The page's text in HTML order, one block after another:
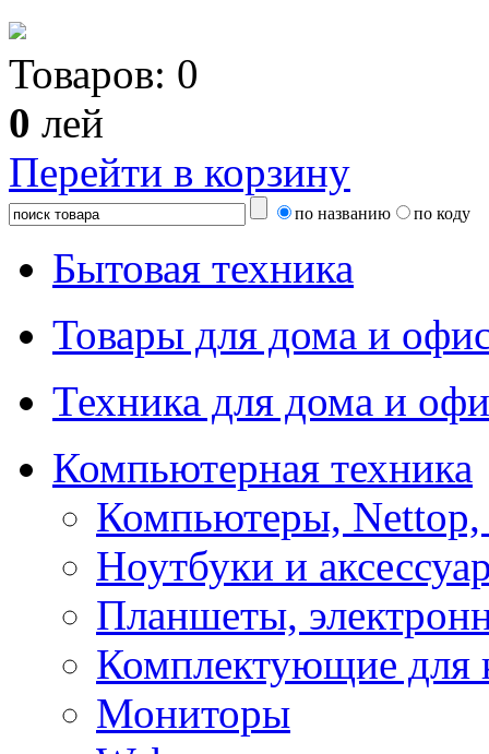
Товаров: 0
0 лей
Перейти в корзину
по названию по коду
Бытовая техника
Товары для дома и
Техника для дома и
Компьютерная техника
Компьютеры,
Ноутбуки и
Планшеты,
Комплектующие для
Мониторы